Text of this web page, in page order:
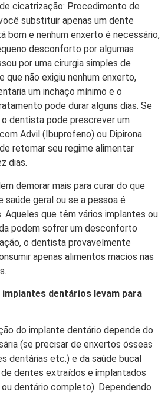
cicatrização: Procedimento de
substituir apenas um dente
bom e nenhum enxerto é necessário,
desconforto por algumas
por uma cirurgia simples de
que não exigiu nenhum enxerto,
um inchaço mínimo e o
pode durar alguns dias. Se
dentista pode prescrever um
Advil (Ibuprofeno) ou Dipirona.
retomar seu regime alimentar
dias.
demorar mais para curar do que
saúde geral ou se a pessoa é
Aqueles que têm vários implantes ou
podem sofrer um desconforto
o dentista provavelmente
apenas alimentos macios nas
dentários levam para
do implante dentário depende do
(se precisar de enxertos ósseas
dentárias etc.) e da saúde bucal
dentes extraídos e implantados
dentário completo). Dependendo